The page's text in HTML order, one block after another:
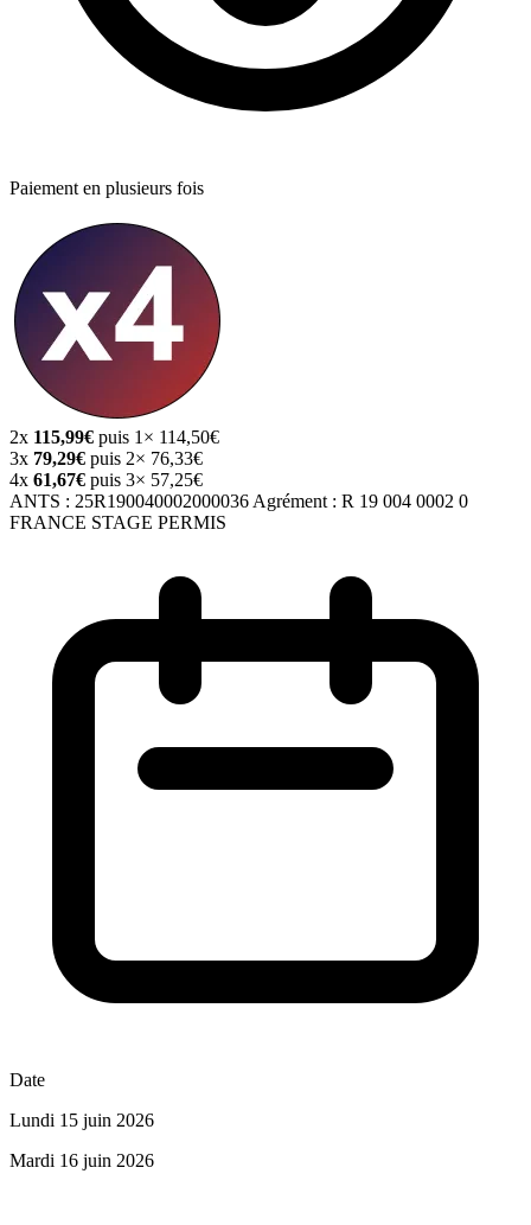
Paiement en plusieurs fois
2x 115,99€ puis 1× 114,50€
3x 79,29€ puis 2× 76,33€
4x 61,67€ puis 3× 57,25€
ANTS : 25R190040002000036 Agrément : R 19 004 0002 0
FRANCE STAGE PERMIS
Date
Lundi 15 juin 2026
Mardi 16 juin 2026